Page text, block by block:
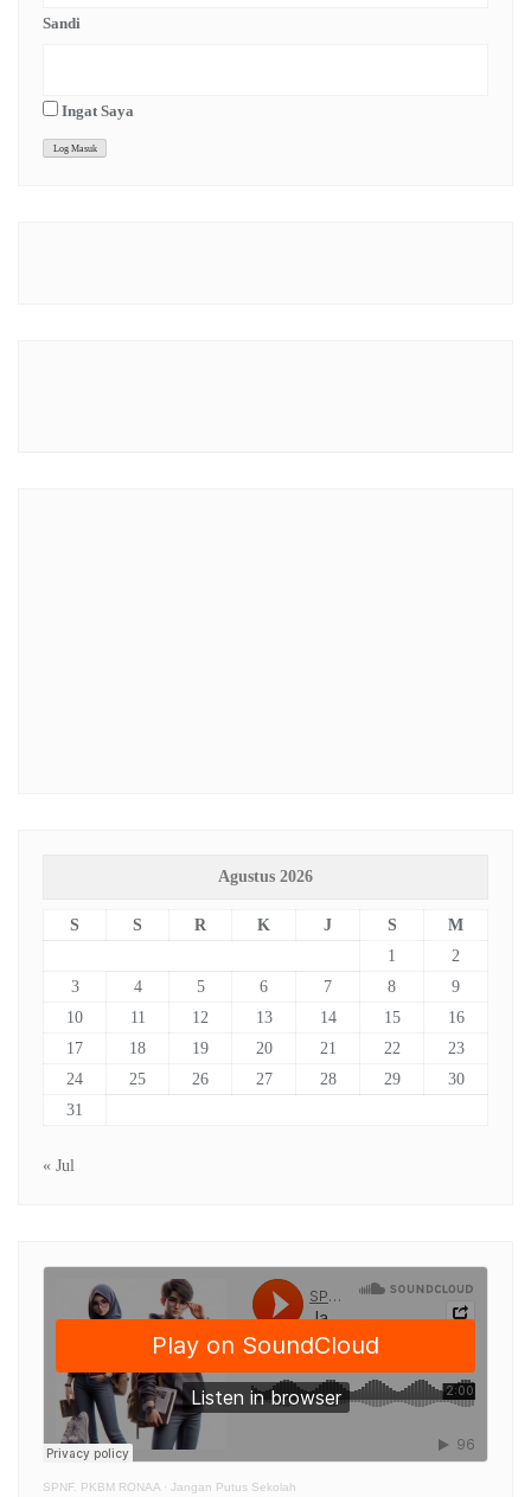
Sandi
Ingat Saya
Agustus 2026
S S R K J S
M
1
2
3
4 5 6 7 8
9
10
11 12 13 14 15
16
17
18 19 20 21 22
23
24
25 26 27 28 29
30
31
« Jul
SPNF. PKBM RONAA · Jangan Putus Sekolah